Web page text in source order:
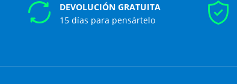
DEVOLUCIÓN GRATUITA
15 días para pensártelo